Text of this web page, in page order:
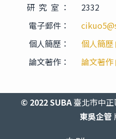
研 究 室 ：
2332
電子郵件：
個人簡歷：
個人簡歷
論文著作：
論文著作
© 2022 SUBA臺北市中正
東吳企管